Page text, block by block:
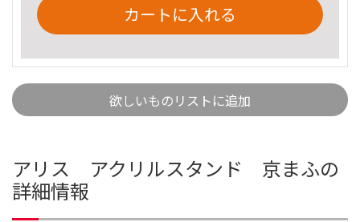
カートに入れる
欲しいものリストに追加
アリス アクリルスタンド 京まふの
詳細情報